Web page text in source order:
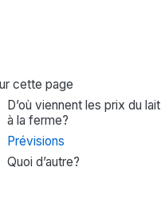
cette page
D’où viennent les prix du lait
à la ferme?
Prévisions
Quoi d’autre?